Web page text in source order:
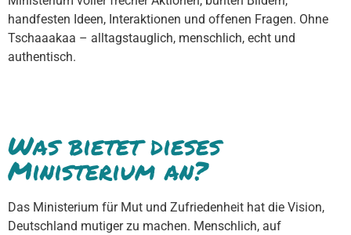
handfesten Ideen, Interaktionen und offenen Fragen. Ohne
Tschaaakaa – alltagstauglich, menschlich, echt und
authentisch.
Was bietet dieses
Ministerium an?
Das Ministerium für Mut und Zufriedenheit hat die Vision,
Deutschland mutiger zu machen. Menschlich, auf